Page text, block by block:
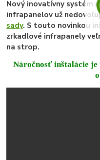
Nový inovatívny systém
infrapanelov už
sady. S touto novinkou
zrkadlové infrapanely
na strop.
Náročnosť inštalácie